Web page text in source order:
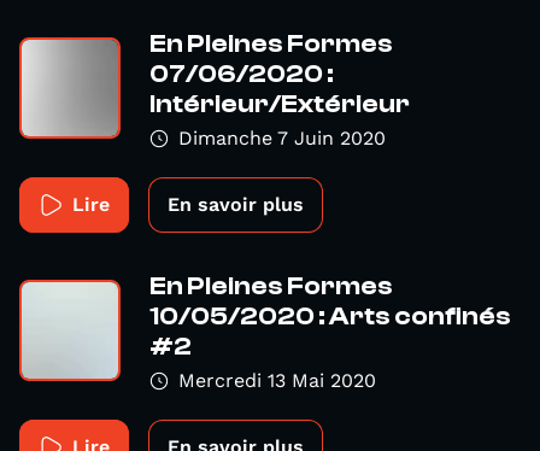
En Pleines Formes
07/06/2020 :
Intérieur/Extérieur
Dimanche 7 Juin 2020
Lire En savoir plus
En Pleines Formes
10/05/2020 : Arts confinés
#2
Mercredi 13 Mai 2020